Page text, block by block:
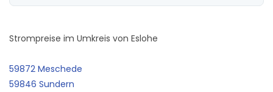
Strompreise im Umkreis von Eslohe
59872 Meschede
59846 Sundern